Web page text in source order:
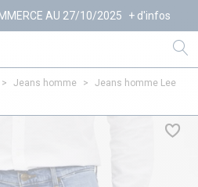
AU 27/10/2025 + d'infos
> Jeans homme >
Jeans homme Lee